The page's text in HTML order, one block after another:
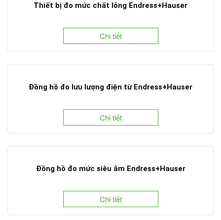
Thiết bị đo mức chất lỏng Endress+Hauser
Chi tiết
Đồng hồ đo lưu lượng điện từ Endress+Hauser
Chi tiết
Đồng hồ đo mức siêu âm Endress+Hauser
Chi tiết